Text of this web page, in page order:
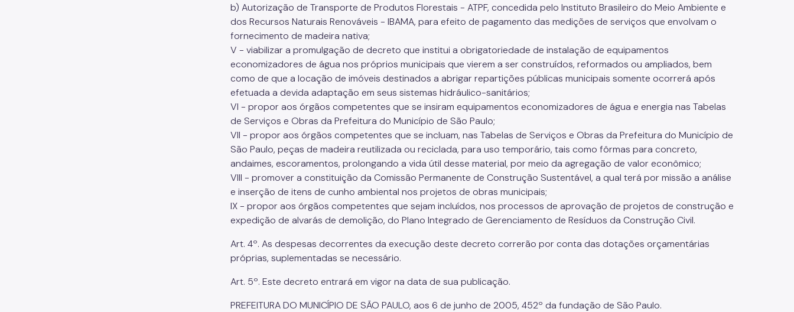
b) Autorização de Transporte de Produtos Florestais - ATPF, concedida pelo Instituto Brasileiro do Meio Ambiente e
dos Recursos Naturais Renováveis - IBAMA, para efeito de pagamento das medições de serviços que envolvam o
fornecimento de madeira nativa;
V - viabilizar a promulgação de decreto que institui a obrigatoriedade de instalação de equipamentos
economizadores de água nos próprios municipais que vierem a ser construídos, reformados ou ampliados, bem
como de que a locação de imóveis destinados a abrigar repartições públicas municipais somente ocorrerá após
efetuada a devida adaptação em seus sistemas hidráulico-sanitários;
VI - propor aos órgãos competentes que se insiram equipamentos economizadores de água e energia nas Tabelas
de Serviços e Obras da Prefeitura do Município de São Paulo;
VII - propor aos órgãos competentes que se incluam, nas Tabelas de Serviços e Obras da Prefeitura do Município de
São Paulo, peças de madeira reutilizada ou reciclada, para uso temporário, tais como fôrmas para concreto,
andaimes, escoramentos, prolongando a vida útil desse material, por meio da agregação de valor econômico;
VIII - promover a constituição da Comissão Permanente de Construção Sustentável, a qual terá por missão a análise
e inserção de itens de cunho ambiental nos projetos de obras municipais;
IX - propor aos órgãos competentes que sejam incluídos, nos processos de aprovação de projetos de construção e
expedição de alvarás de demolição, do Plano Integrado de Gerenciamento de Resíduos da Construção Civil.
Art. 4º. As despesas decorrentes da execução deste decreto correrão por conta das dotações orçamentárias
próprias, suplementadas se necessário.
Art. 5º. Este decreto entrará em vigor na data de sua publicação.
PREFEITURA DO MUNICÍPIO DE SÃO PAULO, aos 6 de junho de 2005, 452º da fundação de São Paulo.